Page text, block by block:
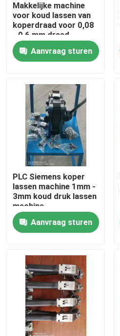
Thuis
Producten
Video's
Over ons
Fabriekstocht
Kwaliteitscontrole
Vraag een offerte
Cable Extruder Machine
Draadtrekkers
Makkelijke machine
voor koud lassen van
koperdraad voor 0,08
- 0,6 mm draad
Aanvraag sturen
PLC Siemens koper
lassen machine 1mm -
3mm koud druk lassen
machine
Aanvraag sturen